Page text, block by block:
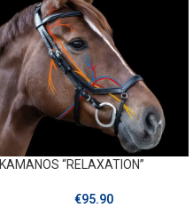
KAMANOS “RELAXATION”
€95.90